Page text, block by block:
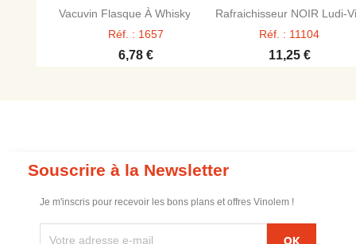
 Aperçu rapide
Vacuvin Flasque À Whisky Et...
Réf. : 1657
6,78 €
 Aperçu rapide
Rafraichisseur NOIR Ludi-
Réf. : 11104
11,25 €
Souscrire à la Newsletter
Je m'inscris pour recevoir les bons plans et offres Vinolem !